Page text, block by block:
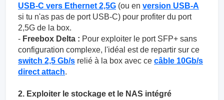
USB-C vers Ethernet 2,5G (ou en version USB-A
si tu n'as pas de port USB-C) pour profiter du port
2,5G de la box.
- Freebox Delta : Pour exploiter le port SFP+ sans
configuration complexe, l'idéal est de repartir sur ce
switch 2,5 Gb/s relié à la box avec ce câble 10Gb/s
direct attach.
2. Exploiter le stockage et le NAS intégré